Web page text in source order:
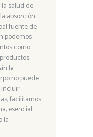
la salud de
absorción
fuente de
podemos
como
la
no puede
incluir
facilitamos
esencial
la